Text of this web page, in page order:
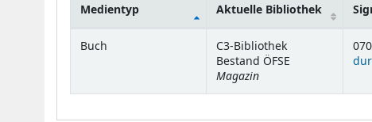
Exemplare
Medientyp Aktuelle Bibliothek
Buch
C3-Bibliothek
Bestand ÖFSE
Magazin